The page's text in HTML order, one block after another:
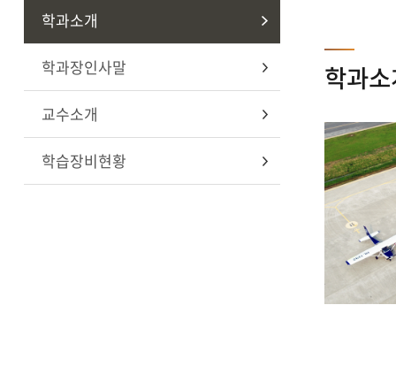
학과소개
학과장인사말
교수소개
학습장비현황
학과